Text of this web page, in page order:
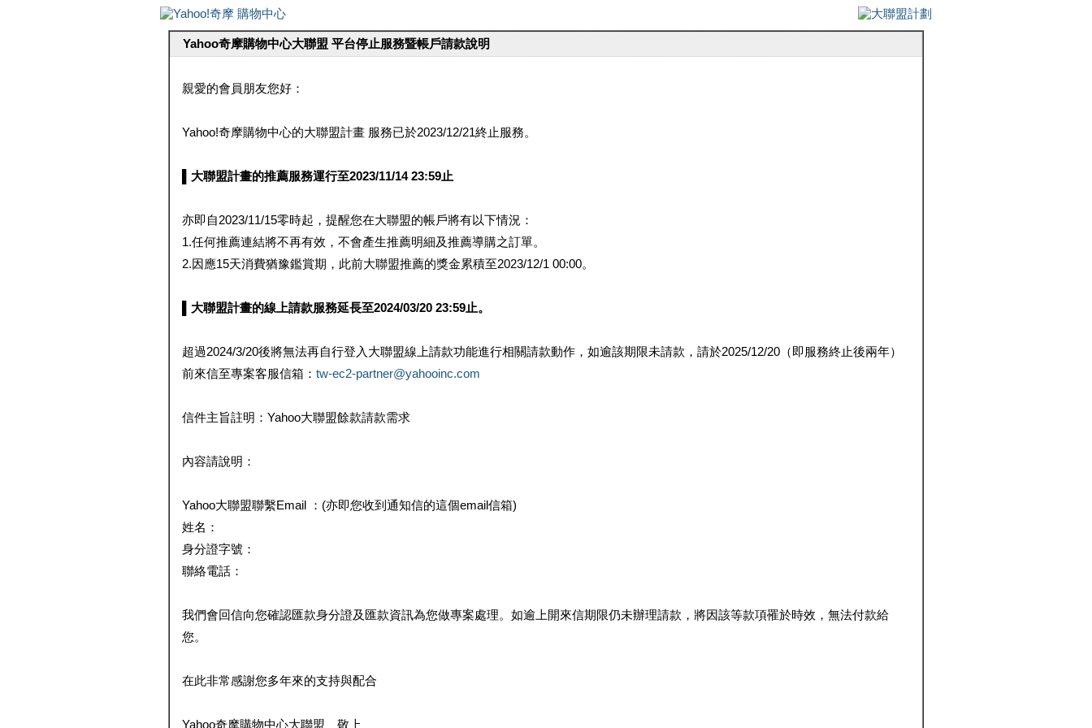
Yahoo奇摩購物中心大聯盟 平台停止服務暨帳戶請款說明
親愛的會員朋友您好：
Yahoo!奇摩購物中心的大聯盟計畫 服務已於2023/12/21終止服務。
▌大聯盟計畫的推薦服務運行至2023/11/14 23:59止
亦即自2023/11/15零時起，提醒您在大聯盟的帳戶將有以下情況：
1.任何推薦連結將不再有效，不會產生推薦明細及推薦導購之訂單。
2.因應15天消費猶豫鑑賞期，此前大聯盟推薦的獎金累積至2023/12/1 00:00。
▌大聯盟計畫的線上請款服務延長至2024/03/20 23:59止。
超過2024/3/20後將無法再自行登入大聯盟線上請款功能進行相關請款動作，如逾該期限未請款，請於2025/12/20（即服務終止後兩年）
前來信至專案客服信箱： tw-ec2-partner@yahooinc.com
信件主旨註明：Yahoo大聯盟餘款請款需求
內容請說明：
Yahoo大聯盟聯繫Email ：(亦即您收到通知信的這個email信箱)
姓名：
身分證字號：
聯絡電話：
我們會回信向您確認匯款身分證及匯款資訊為您做專案處理。如逾上開來信期限仍未辦理請款，將因該等款項罹於時效，無法付款給
您。
在此非常感謝您多年來的支持與配合
Yahoo奇摩購物中心大聯盟 敬上